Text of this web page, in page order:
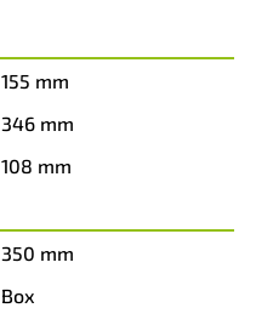
155 mm
346 mm
108 mm
350 mm
Box